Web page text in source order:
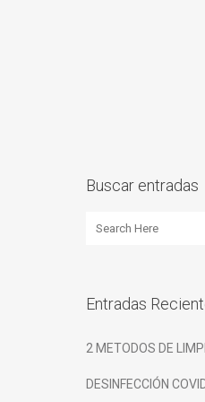
Buscar entradas
Entradas
2 METODOS DE
DESINFECCIÓN